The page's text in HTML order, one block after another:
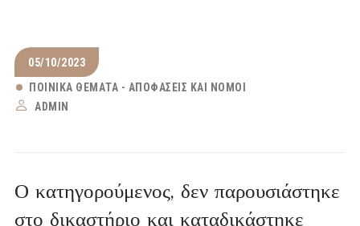
05/10/2023
ΠΟΙΝΙΚΆ ΘΈΜΑΤΑ - ΑΠΟΦΆΣΕΙΣ ΚΑΙ ΝΌΜΟΙ
ADMIN
Ο κατηγορούμενος, δεν παρουσιάστηκε
στο δικαστήριο και καταδικάστηκε